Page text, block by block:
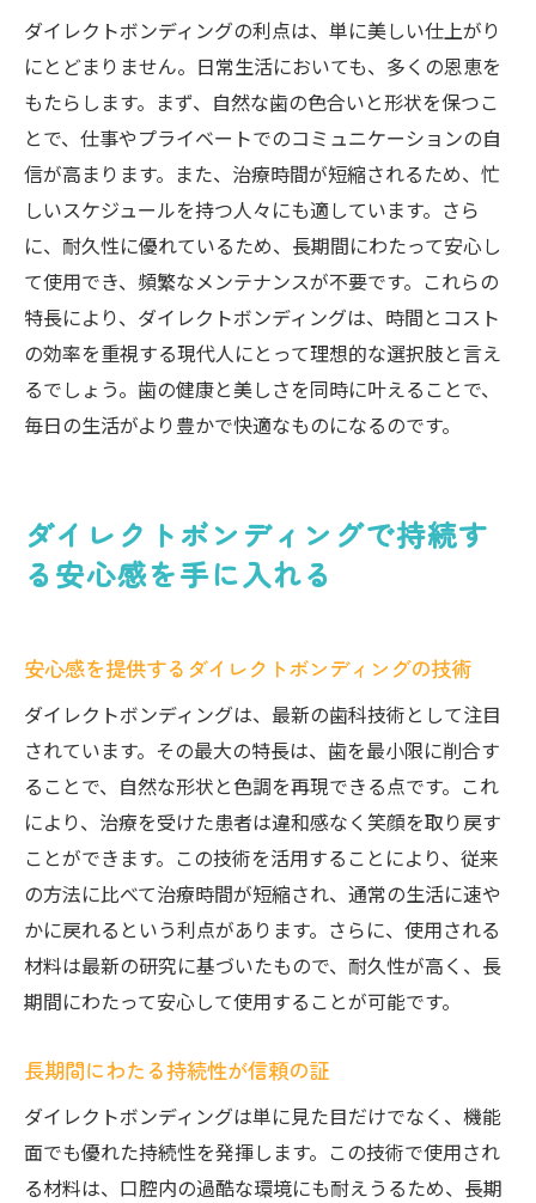
ダイレクトボンディングの利点は、単に美しい仕上がり
にとどまりません。日常生活においても、多くの恩恵を
もたらします。まず、自然な歯の色合いと形状を保つこ
とで、仕事やプライベートでのコミュニケーションの自
信が高まります。また、治療時間が短縮されるため、忙
しいスケジュールを持つ人々にも適しています。さら
に、耐久性に優れているため、長期間にわたって安心し
て使用でき、頻繁なメンテナンスが不要です。これらの
特長により、ダイレクトボンディングは、時間とコスト
の効率を重視する現代人にとって理想的な選択肢と言え
るでしょう。歯の健康と美しさを同時に叶えることで、
毎日の生活がより豊かで快適なものになるのです。
ダイレクトボンディングで持続す
る安心感を手に入れる
安心感を提供するダイレクトボンディングの技術
ダイレクトボンディングは、最新の歯科技術として注目
されています。その最大の特長は、歯を最小限に削合す
ることで、自然な形状と色調を再現できる点です。これ
により、治療を受けた患者は違和感なく笑顔を取り戻す
ことができます。この技術を活用することにより、従来
の方法に比べて治療時間が短縮され、通常の生活に速や
かに戻れるという利点があります。さらに、使用される
材料は最新の研究に基づいたもので、耐久性が高く、長
期間にわたって安心して使用することが可能です。
長期間にわたる持続性が信頼の証
ダイレクトボンディングは単に見た目だけでなく、機能
面でも優れた持続性を発揮します。この技術で使用され
る材料は、口腔内の過酷な環境にも耐えうるため、長期